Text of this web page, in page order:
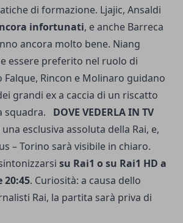
di formazione. Ljajic, Ansaldi
infortunati, e anche Barreca
ancora molto bene. Niang
essere preferito nel ruolo di
Falque, Rincon e Molinaro guidano
grandi ex a caccia di un riscatto
squadra. DOVE VEDERLA IN TV
esclusiva assoluta della Rai, e,
– Torino sarà visibile in chiaro.
su Rai1 o su Rai1 HD a
20:45. Curiosità: a causa dello
Rai, la partita sarà priva di